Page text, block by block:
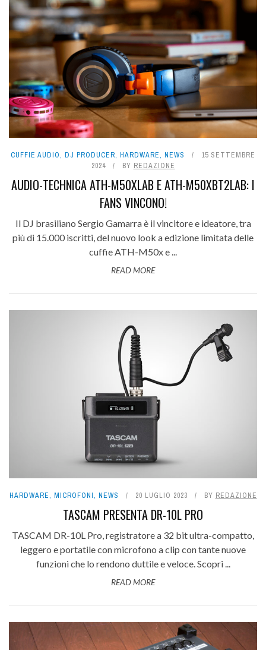
CUFFIE AUDIO, DJ PRODUCER, HARDWARE, NEWS
15 SETTEMBRE
2024
BY REDAZIONE
AUDIO-TECHNICA ATH-M50XLAB E ATH-M50XBT2LAB: I
FANS VINCONO!
Il DJ brasiliano Sergio Gamarra è il vincitore e ideatore, tra
più di 15.000 iscritti, del nuovo look a edizione limitata delle
cuffie ATH-M50x e ...
READ MORE
HARDWARE, MICROFONI, NEWS 20 LUGLIO 2023 BY REDAZIONE
TASCAM PRESENTA DR-10L PRO
TASCAM DR-10L Pro, registratore a 32 bit ultra-compatto,
leggero e portatile con microfono a clip con tante nuove
funzioni che lo rendono duttile e veloce. Scopri ...
READ MORE